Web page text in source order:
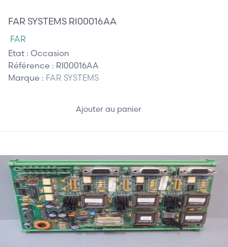
FAR SYSTEMS RI00016AA
FAR
Etat : Occasion
Référence : RI00016AA
Marque : FAR SYSTEMS
Ajouter au panier